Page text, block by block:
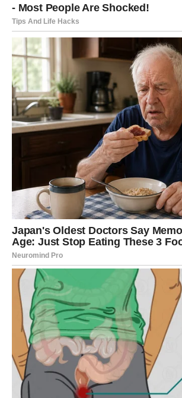
RAK
PROŠLOST KONAČNO KUCА
VRATA
Rakovi su među znakovima kojima
nagovještavaju javljanje bivše ljubavi.
nekada mnogo značila mogla bi poželjeti
priliku da objasni ono što je ostalo
Ovaj kontakt mogao bi vas iznenaditi
očekujete.
Poruka srca
Ne zaboravite šta ste naučili iz prošlih
LAV
Neočekivani kontakt
Lavovi bi mogli saznati da ih bivša
spominje i prati njihov život iz daljine.